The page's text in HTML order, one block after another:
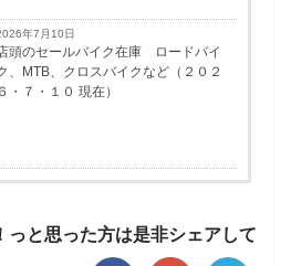
年7月10日
頭のセールバイク在庫 ロードバイ
、MTB、クロスバイクなど（２０２
６・７・１０ 現在）
っと思った方は是非シェアして